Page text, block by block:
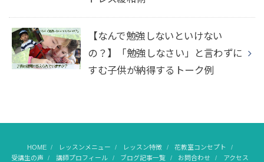
【なんで勉強しないといけない
の？】「勉強しなさい」と言わずに
すむ子供が納得するトーク例
HOME レッスンメニュー レッスン特徴
花教室コンセプト
受講生の声
講師プロフィール ブログ記事一覧 お問合わせ アクセス